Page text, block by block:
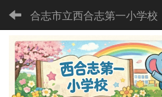
合志市立西合志第一小学校